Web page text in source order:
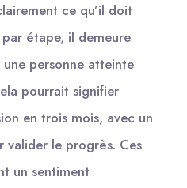
ce qu’il doit
étape, il demeure
personne atteinte
pourrait signifier
en trois mois, avec un
valider le progrès. Ces
un sentiment